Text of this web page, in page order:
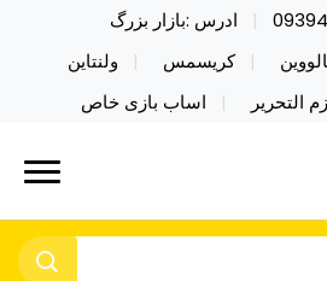
ادرس :بازار بزرگ
کریسمس
ولنتاین
التحریر اساب بازی خاص
عمده لوازم هالووین
کریسمس اکسسوری
اسباب بازی تراول ماگ نایکر
ولن تاین کادویی
در واردات مستقیم